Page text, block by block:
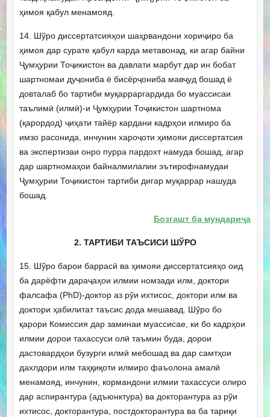
ҳимоя қабул менамояд.
14. Шўро диссертатсияҳои шаҳрвандони хориҷиро ба
ҳимоя дар сурате қабул карда метавонад, ки агар байни
Ҷумҳурии Тоҷикистон ва давлати марбут дар ин бобат
шартномаи дуҷониба ё бисёрҷониба мавҷуд бошад ё
довталаб бо тартиби муқарраргардида бо муассисаи
таълимӣ (илмӣ)-и Ҷумҳурии Тоҷикистон шартнома
(қарордод) ҷиҳати тайёр кардани кадрҳои илмиро ба
имзо расонида, инчунин хароҷоти ҳимояи диссертатсия
ва экспертизаи онро пурра пардохт намуда бошад, агар
дар шартномаҳои байналмилалии эътирофнамудаи
Ҷумҳурии Тоҷикистон тартиби дигар муқаррар нашуда
бошад.
Бозгашт ба мундариҷа
2. ТАРТИБИ ТАЪСИСИ ШЎРО
15. Шўро барои баррасӣ ва ҳимояи диссертатсияҳо оид
ба дарёфти дараҷаҳои илмии номзади илм, доктори
фалсафа (PhD)-доктор аз рўи ихтисос, доктори илм ва
доктори ҳабилитат таъсис дода мешавад. Шўро бо
қарори Комиссия дар заминаи муассисае, ки бо кадрҳои
илмии дорои тахассуси олӣ таъмин буда, дорои
дастовардҳои бузурги илмӣ мебошад ва дар самтҳои
дахлдори илм таҳқиқоти илмиро фаъолона амалӣ
менамояд, инчунин, кормандони илмии тахассуси олиро
дар аспирантура (адъюнктура) ва докторантура аз рўи
ихтисос, докторантура, постдокторантура ва ба тариқи